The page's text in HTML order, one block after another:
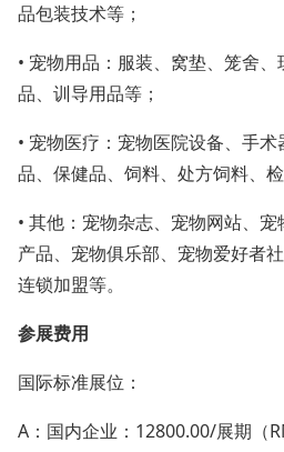
品包装技术等；
• 宠物用品：服装、窝垫、笼舍
品、训导用品等；
• 宠物医疗：宠物医院设备、手
品、保健品、饲料、处方饲料、
• 其他：宠物杂志、宠物网站、
产品、宠物俱乐部、宠物爱好者
连锁加盟等。
参展费用
国际标准展位：
A：国内企业：12800.00/展期（